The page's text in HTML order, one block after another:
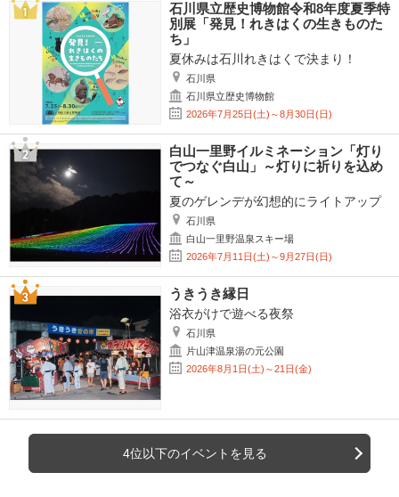
石川県立歴史博物館令和8年度夏季特
別展「発見！れきはくの生きものた
ち」
夏休みは石川れきはくで決まり！
石川県
石川県立歴史博物館
2026年7月25日(土)～8月30日(日)
白山一里野イルミネーション「灯り
でつなぐ白山」～灯りに祈りを込め
て～
夏のゲレンデが幻想的にライトアップ
石川県
白山一里野温泉スキー場
2026年7月11日(土)～9月27日(日)
うきうき縁日
浴衣がけで遊べる夜祭
石川県
片山津温泉湯の元公園
2026年8月1日(土)～21日(金)
4位以下のイベントを見る